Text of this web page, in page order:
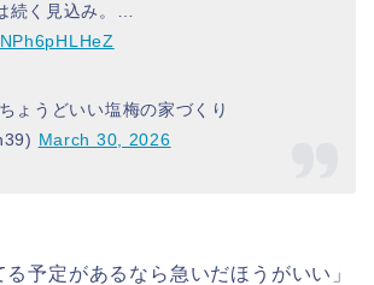
続く見込み。…
ょうどいい塩梅の家づくり
March 30, 2026
予定があるなら急いだほうがいい」